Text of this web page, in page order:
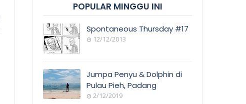
POPULAR MINGGU INI
Spontaneous Thursday #17
12/12/2013
Jumpa Penyu & Dolphin di
Pulau Pieh, Padang
2/12/2019